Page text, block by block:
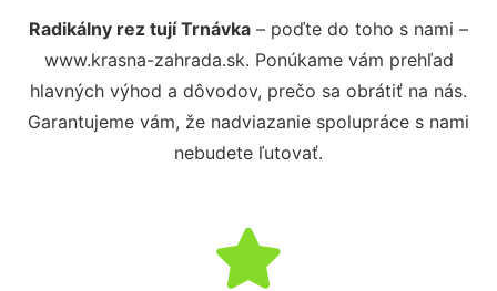
Radikálny rez tují Trnávka – poďte do toho s nami –
www.krasna-zahrada.sk. Ponúkame vám prehľad
hlavných výhod a dôvodov, prečo sa obrátiť na nás.
Garantujeme vám, že nadviazanie spolupráce s nami
nebudete ľutovať.